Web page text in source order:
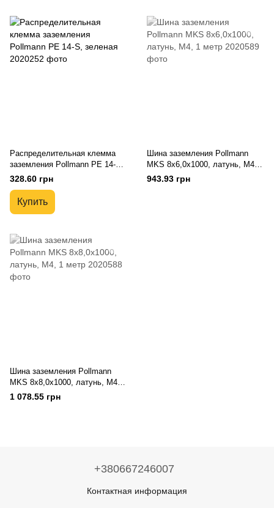
Распределительная клемма
заземления Pollmann PE 14-S,
зеленая
328.60 грн
Купить
Шина заземления Pollmann
MKS 8x6,0x1000, латунь, M4, 1
метр
943.93 грн
Шина заземления Pollmann
MKS 8x8,0x1000, латунь, M4, 1
метр
1 078.55 грн
+380667246007
Контактная информация